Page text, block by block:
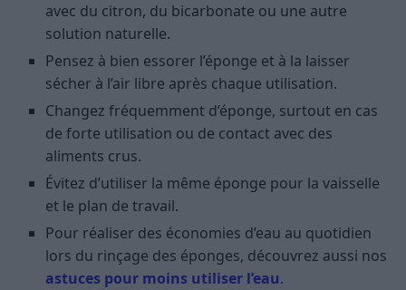
avec du citron, du bicarbonate ou une autre
solution naturelle.
Pensez à bien essorer l’éponge et à la laisser
sécher à l’air libre après chaque utilisation.
Changez fréquemment d’éponge, surtout en cas
de forte utilisation ou de contact avec des
aliments crus.
Évitez d’utiliser la même éponge pour la vaisselle
et le plan de travail.
Pour réaliser des économies d’eau au quotidien
lors du rinçage des éponges, découvrez aussi nos
astuces pour moins utiliser l’eau.